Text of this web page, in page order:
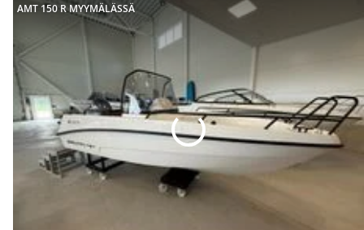
AMT 150 R MYYMÄLÄSSÄ